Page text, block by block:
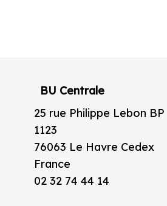
BU Centrale
25 rue Philippe Lebon BP
1123
76063 Le Havre Cedex
France
02 32 74 44 14